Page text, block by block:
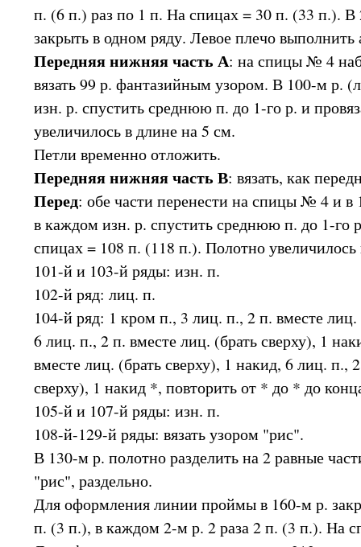
п. (6 п.) раз по 1 п. На спицах = 30 п. (33 п.). В
закрыть в одном ряду. Левое плечо выполнить
Передняя нижняя часть А: на спицы № 4
вязать 99 р. фантазийным узором. В 100-м р.
изн. р. спустить среднюю п. до 1-го р. и
увеличилось в длине на 5 см.
Петли временно отложить.
Передняя нижняя часть В: вязать, как
Перед: обе части перенести на спицы № 4 и
в каждом изн. р. спустить среднюю п. до 1-го
спицах = 108 п. (118 п.). Полотно
101-й и 103-й ряды: изн. п.
102-й ряд: лиц. п.
104-й ряд: 1 кром п., 3 лиц. п., 2 п. вместе лиц.
6 лиц. п., 2 п. вместе лиц. (брать сверху), 1
вместе лиц. (брать сверху), 1 накид, 6 лиц. п.,
сверху), 1 накид *, повторить от * до * до
105-й и 107-й ряды: изн. п.
108-й-129-й ряды: вязать узором "рис".
В 130-м р. полотно разделить на 2 равные
"рис", раздельно.
Для оформления линии проймы в 160-м р.
п. (3 п.), в каждом 2-м р. 2 раза 2 п. (3 п.). На